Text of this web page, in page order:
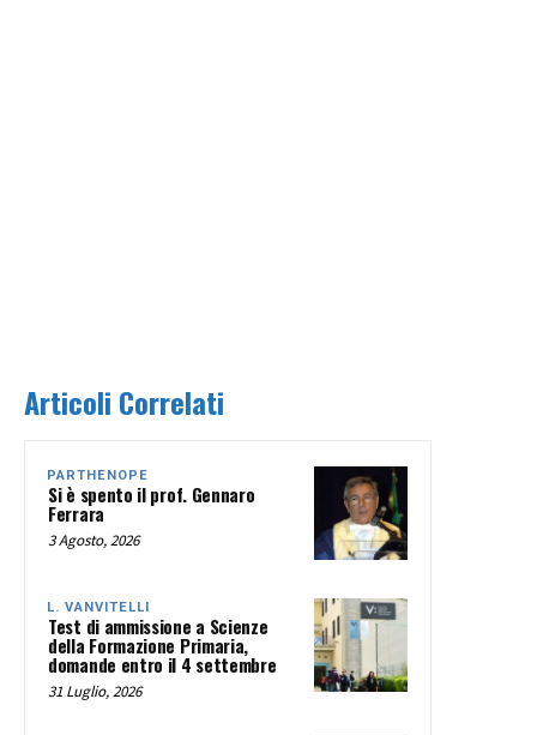
Articoli Correlati
PARTHENOPE
Si è spento il prof. Gennaro
Ferrara
3 Agosto, 2026
L. VANVITELLI
Test di ammissione a Scienze
della Formazione Primaria,
domande entro il 4 settembre
31 Luglio, 2026